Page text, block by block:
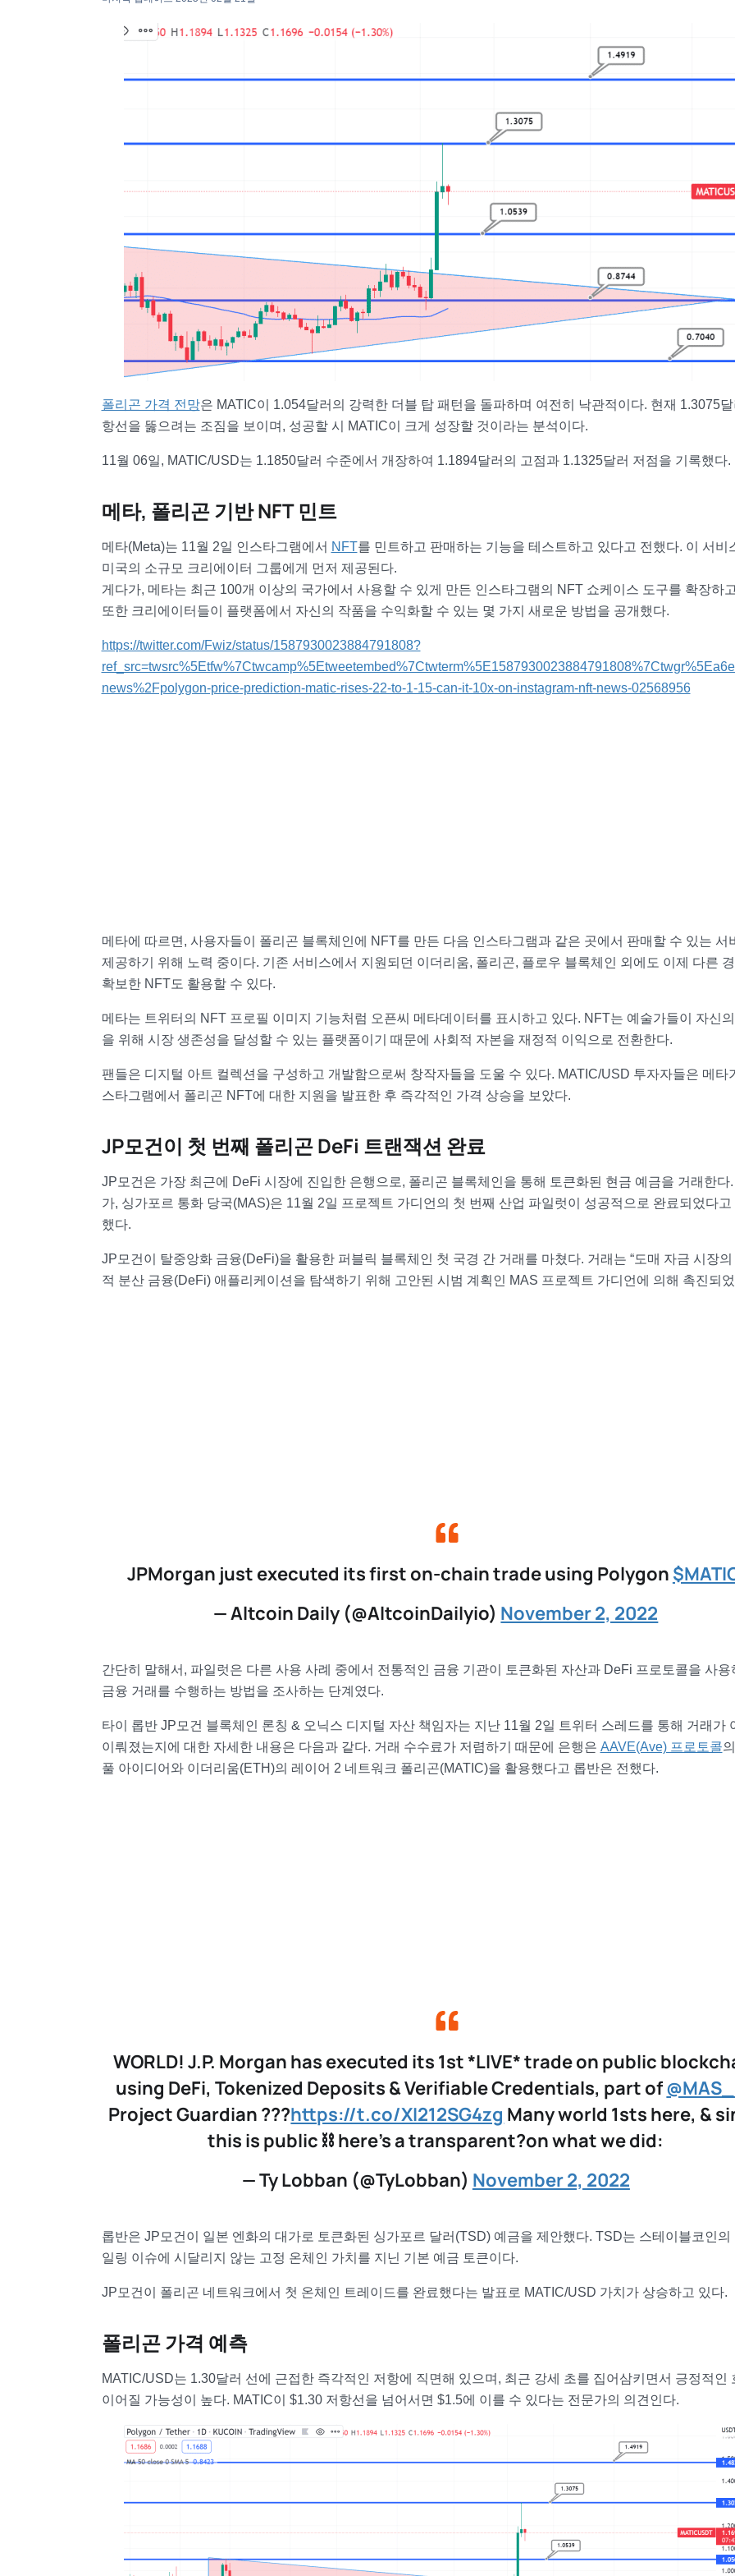
폴리곤 가격 전망은 MATIC이 1.054달러의 강력한 더블 탑 패턴을 돌파하며 여전히 낙관적이다. 현재 1.3075달
항선을 뚫으려는 조짐을 보이며, 성공할 시 MATIC이 크게 성장할 것이라는 분석이다.
11월 06일, MATIC/USD는 1.1850달러 수준에서 개장하여 1.1894달러의 고점과 1.1325달러 저점을 기록했다.
메타, 폴리곤 기반 NFT 민트
메타(Meta)는 11월 2일 인스타그램에서 NFT를 민트하고 판매하는 기능을 테스트하고 있다고 전했다. 이 서비
미국의 소규모 크리에이터 그룹에게 먼저 제공된다.
게다가, 메타는 최근 100개 이상의 국가에서 사용할 수 있게 만든 인스타그램의 NFT 쇼케이스 도구를 확장하
또한 크리에이터들이 플랫폼에서 자신의 작품을 수익화할 수 있는 몇 가지 새로운 방법을 공개했다.
https://twitter.com/Fwiz/status/1587930023884791808?
news%2Fpolygon-price-prediction-matic-rises-22-to-1-15-can-it-10x-on-instagram-nft-news-02568956
메타에 따르면, 사용자들이 폴리곤 블록체인에 NFT를 만든 다음 인스타그램과 같은 곳에서 판매할 수 있는 서
제공하기 위해 노력 중이다. 기존 서비스에서 지원되던 이더리움, 폴리곤, 플로우 블록체인 외에도 이제 다른
확보한 NFT도 활용할 수 있다.
메타는 트위터의 NFT 프로필 이미지 기능처럼 오픈씨 메타데이터를 표시하고 있다. NFT는 예술가들이 자신
을 위해 시장 생존성을 달성할 수 있는 플랫폼이기 때문에 사회적 자본을 재정적 이익으로 전환한다.
팬들은 디지털 아트 컬렉션을 구성하고 개발함으로써 창작자들을 도울 수 있다. MATIC/USD 투자자들은 메타
스타그램에서 폴리곤 NFT에 대한 지원을 발표한 후 즉각적인 가격 상승을 보았다.
JP모건이 첫 번째 폴리곤 DeFi 트랜잭션 완료
JP모건은 가장 최근에 DeFi 시장에 진입한 은행으로, 폴리곤 블록체인을 통해 토큰화된 현금 예금을 거래한다
가, 싱가포르 통화 당국(MAS)은 11월 2일 프로젝트 가디언의 첫 번째 산업 파일럿이 성공적으로 완료되었다고
했다.
JP모건이 탈중앙화 금융(DeFi)을 활용한 퍼블릭 블록체인 첫 국경 간 거래를 마쳤다. 거래는 “도매 자금 시장의
적 분산 금융(DeFi) 애플리케이션을 탐색하기 위해 고안된 시범 계획인 MAS 프로젝트 가디언에 의해 촉진되
JPMorgan just executed its first on-chain trade using Polygon
— Altcoin Daily (@AltcoinDailyio) November 2, 2022
간단히 말해서, 파일럿은 다른 사용 사례 중에서 전통적인 금융 기관이 토큰화된 자산과 DeFi 프로토콜을 사용
금융 거래를 수행하는 방법을 조사하는 단계였다.
타이 롭반 JP모건 블록체인 론칭 & 오닉스 디지털 자산 책임자는 지난 11월 2일 트위터 스레드를 통해 거래가
이뤄졌는지에 대한 자세한 내용은 다음과 같다. 거래 수수료가 저렴하기 때문에 은행은 AAVE(Ave) 프로토콜
풀 아이디어와 이더리움(ETH)의 레이어 2 네트워크 폴리곤(MATIC)을 활용했다고 롭반은 전했다.
WORLD! J.P. Morgan has executed its 1st *LIVE* trade on public
using DeFi, Tokenized Deposits & Verifiable Credentials, part of
Project Guardian ???https://t.co/XI212SG4zg Many world 1sts here, &
this is public ⛓ here’s a transparent?on what we did:
— Ty Lobban (@TyLobban) November 2, 2022
롭반은 JP모건이 일본 엔화의 대가로 토큰화된 싱가포르 달러(TSD) 예금을 제안했다. TSD는 스테이블코인의
일링 이슈에 시달리지 않는 고정 온체인 가치를 지닌 기본 예금 토큰이다.
JP모건이 폴리곤 네트워크에서 첫 온체인 트레이드를 완료했다는 발표로 MATIC/USD 가치가 상승하고 있다.
폴리곤 가격 예측
MATIC/USD는 1.30달러 선에 근접한 즉각적인 저항에 직면해 있으며, 최근 강세 초를 집어삼키면서 긍정적인
이어질 가능성이 높다. MATIC이 $1.30 저항선을 넘어서면 $1.5에 이를 수 있다는 전문가의 의견인다.